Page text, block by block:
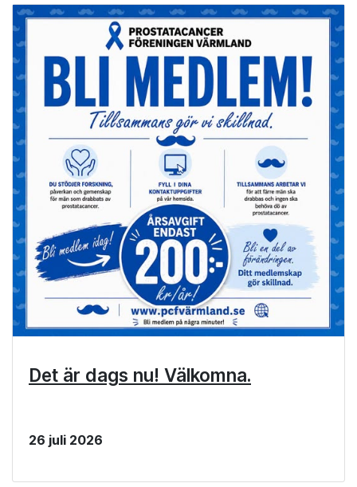
Det är dags nu! Välkomna.
26 juli 2026